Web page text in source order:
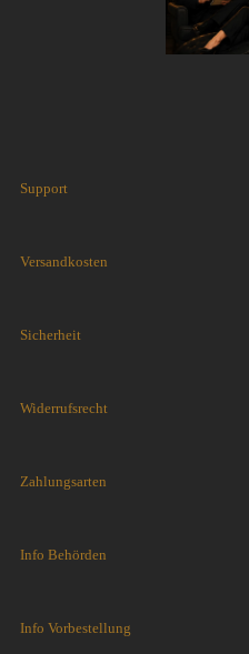
Support
Versandkosten
Sicherheit
Widerrufsrecht
Zahlungsarten
Info Behörden
Info Vorbestellung